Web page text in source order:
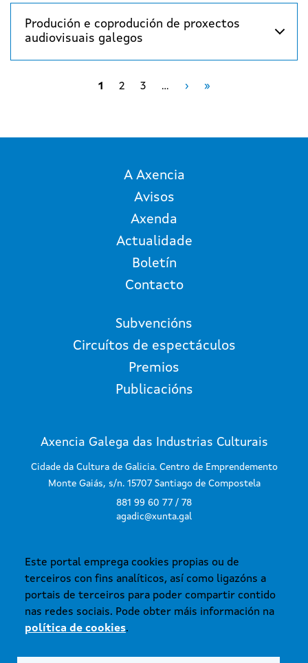
Este portal emprega cookies propias ou de
terceiros con fins analíticos, así como ligazóns a
portais de terceiros para poder compartir contido
nas redes sociais. Pode obter máis información na
política de cookies.
Produción e coprodución de proxectos
audiovisuais galegos
1 2 3 … ›Páxina Seguinte
»Last page
A Axencia
Avisos
Axenda
Actualidade
Boletín
Contacto
Subvencións
Circuítos de espectáculos
Premios
Publicacións
Axencia Galega das Industrias Culturais
Cidade da Cultura de Galicia. Centro de Emprendemento
Monte Gaiás, s/n. 15707 Santiago de Compostela
881 99 60 77 / 78
agadic@xunta.gal
SUBSCRÍBETE AO BOLETÍN